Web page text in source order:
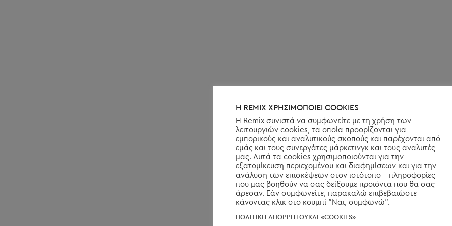
Η REMIX ΧΡΗΣΙΜΟΠΟΙΕΙ COOKIES
Η Remix συνιστά να συμφωνείτε με τη χρήση των
λειτουργιών cookies, τα οποία προορίζονται για
εμπορικούς και αναλυτικούς σκοπούς και παρέχονται από
εμάς και τους συνεργάτες μάρκετινγκ και τους αναλυτές
μας. Αυτά τα cookies χρησιμοποιούνται για την
εξατομίκευση περιεχομένου και διαφημίσεων και για την
ανάλυση των επισκέψεων στον ιστότοπο - πληροφορίες
που μας βοηθούν να σας δείξουμε προϊόντα που θα σας
άρεσαν. Εάν συμφωνείτε, παρακαλώ επιβεβαιώστε
κάνοντας κλικ στο κουμπί "Ναι, συμφωνώ".
ΠΟΛΙΤΙΚΗ ΑΠΟΡΡΗΤΟΥΚΑΙ «COOKIES»